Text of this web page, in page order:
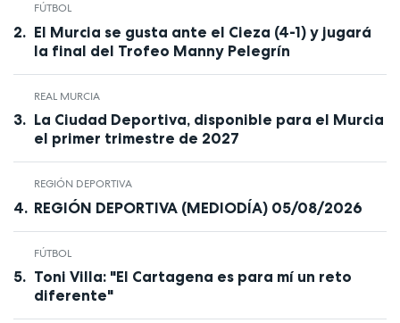
FÚTBOL
El Murcia se gusta ante el Cieza (4-1) y jugará
la final del Trofeo Manny Pelegrín
REAL MURCIA
La Ciudad Deportiva, disponible para el Murcia
el primer trimestre de 2027
REGIÓN DEPORTIVA
REGIÓN DEPORTIVA (MEDIODÍA) 05/08/2026
FÚTBOL
Toni Villa: "El Cartagena es para mí un reto
diferente"